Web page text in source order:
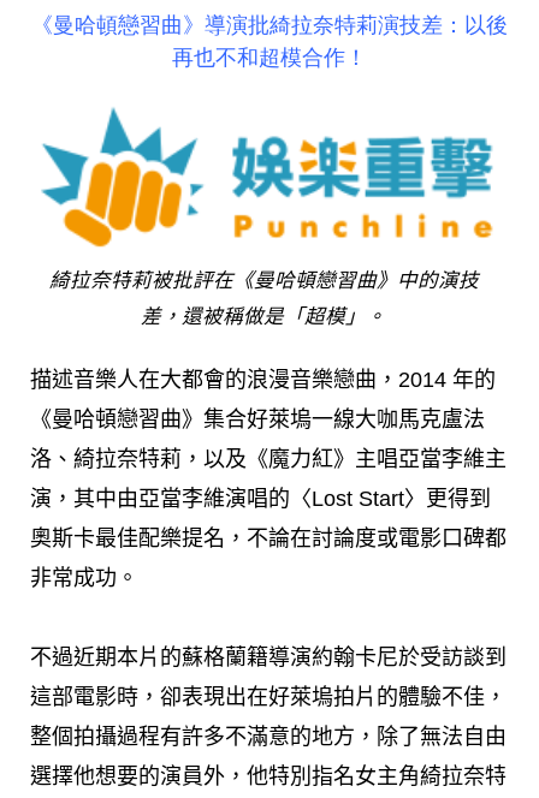
《曼哈頓戀習曲》導演批綺拉奈特莉演技差：以後
再也不和超模合作！
綺拉奈特莉被批評在《曼哈頓戀習曲》中的演技
差，還被稱做是「超模」。
描述音樂人在大都會的浪漫音樂戀曲，2014 年的
《曼哈頓戀習曲》集合好萊塢一線大咖馬克盧法
洛、綺拉奈特莉，以及《魔力紅》主唱亞當李維主
演，其中由亞當李維演唱的〈Lost Start〉更得到
奧斯卡最佳配樂提名，不論在討論度或電影口碑都
非常成功。
不過近期本片的蘇格蘭籍導演約翰卡尼於受訪談到
這部電影時，卻表現出在好萊塢拍片的體驗不佳，
整個拍攝過程有許多不滿意的地方，除了無法自由
選擇他想要的演員外，他特別指名女主角綺拉奈特